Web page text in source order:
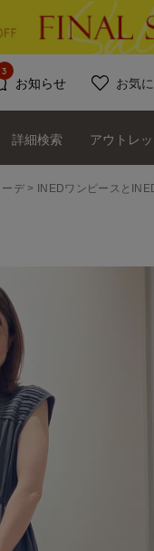
お知らせ
3
お気
詳細検索 アウトレッ
ーデ INEDワンピースと